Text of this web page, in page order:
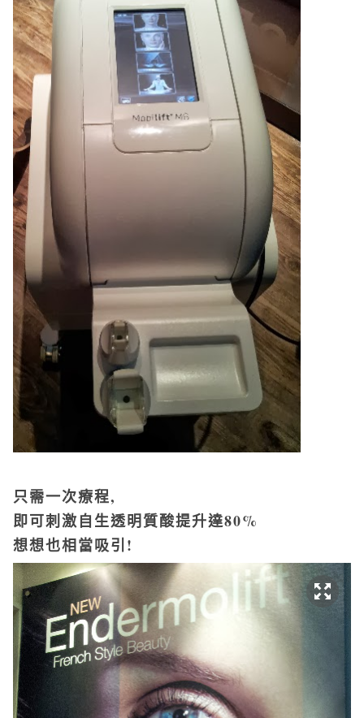
只需一次療程,
即可刺激自生透明質酸提升達80%
想想也相當吸引!